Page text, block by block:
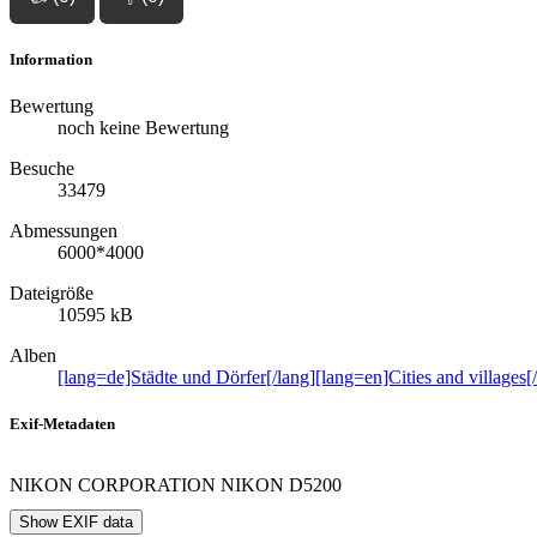
Information
Bewertung
noch keine Bewertung
Besuche
33479
Abmessungen
6000*4000
Dateigröße
10595 kB
Alben
[lang=de]Städte und Dörfer[/lang][lang=en]Cities and
Exif-Metadaten
NIKON CORPORATION NIKON D5200
Show EXIF data